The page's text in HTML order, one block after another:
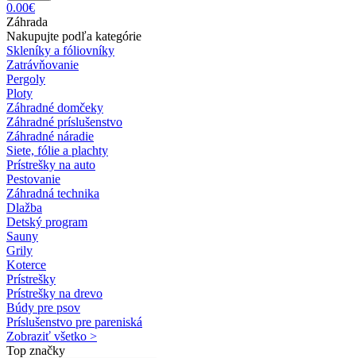
0.00€
Záhrada
Nakupujte podľa kategórie
Skleníky a fóliovníky
Zatrávňovanie
Pergoly
Ploty
Záhradné domčeky
Záhradné príslušenstvo
Záhradné náradie
Siete, fólie a plachty
Prístrešky na auto
Pestovanie
Záhradná technika
Dlažba
Detský program
Sauny
Grily
Koterce
Prístrešky
Prístrešky na drevo
Búdy pre psov
Príslušenstvo pre pareniská
Zobraziť všetko >
Top značky